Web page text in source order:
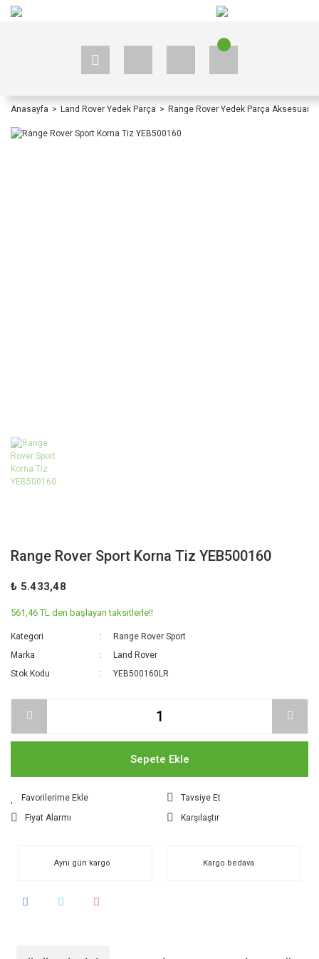
Anasayfa Land Rover Yedek Parça Range Rover Yedek Parça Aksesuar
Range Rover Sport Korna Tiz YEB500160
₺ 5.433,48
561,46 TL den başlayan taksitlerle!!
Kategori
Range Rover Sport
Marka
Land Rover
Stok Kodu
YEB500160LR
Sepete Ekle
Tavsiye Et
Fiyat Alarmı
Karşılaştır
Aynı gün kargo Kargo bedava